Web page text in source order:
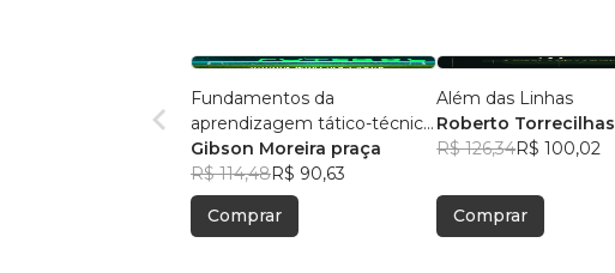
Fundamentos da
aprendizagem tático-técnica
individual no futebol
Gibson Moreira praça
R$ 114,48R$ 90,63
Comprar
Além das Linhas
Roberto Torrecilhas
R$ 126,34R$ 100,02
Comprar